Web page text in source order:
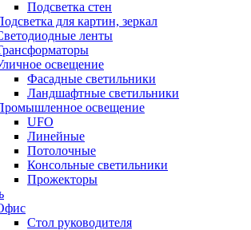
Подсветка стен
для картин, зеркал
ленты
освещение
Фасадные светильники
Ландшафтные светильники
освещение
UFO
Линейные
Потолочные
Консольные светильники
Прожекторы
Стол руководителя